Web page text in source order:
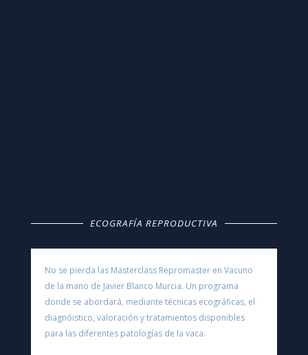
ECOGRAFÍA REPRODUCTIVA
No se pierda las Masterclass Repromaster en Vacuno
de la mano de Javier Blanco Murcia. Un programa
donde se abordará, mediante técnicas ecográficas, el
diagnóistico, valoración y tratamientos disponibles
para las diferentes patologías de la vaca.